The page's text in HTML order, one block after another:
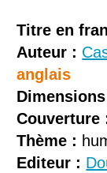
Titre en
Auteur :
anglais
Couverture
Thème :
Editeur :